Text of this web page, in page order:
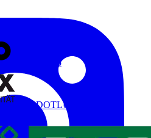
Cimco
DOTLUX GmbH